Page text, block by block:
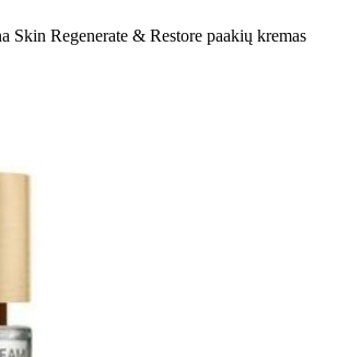
Skin Regenerate & Restore paakių kremas